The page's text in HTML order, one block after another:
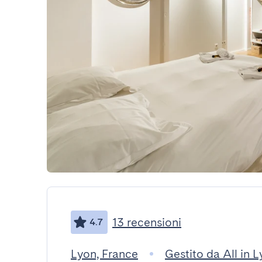
4.7 13 recensioni
Lyon, France Gestito da All in